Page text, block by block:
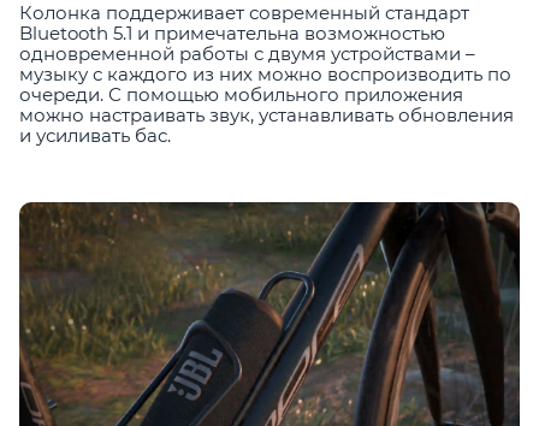
Колонка поддерживает современный стандарт
Bluetooth 5.1 и примечательна возможностью
одновременной работы с двумя устройствами –
музыку с каждого из них можно воспроизводить по
очереди. С помощью мобильного приложения
можно настраивать звук, устанавливать обновления
и усиливать бас.